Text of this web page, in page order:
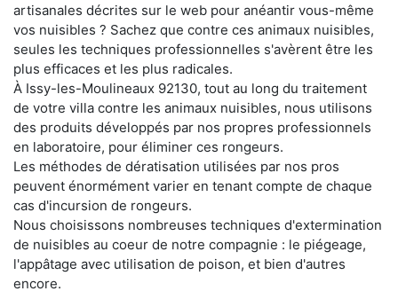
artisanales décrites sur le web pour anéantir vous-même
vos nuisibles ? Sachez que contre ces animaux nuisibles,
seules les techniques professionnelles s'avèrent être les
plus efficaces et les plus radicales.
À Issy-les-Moulineaux 92130, tout au long du traitement
de votre villa contre les animaux nuisibles, nous utilisons
des produits développés par nos propres professionnels
en laboratoire, pour éliminer ces rongeurs.
Les méthodes de dératisation utilisées par nos pros
peuvent énormément varier en tenant compte de chaque
cas d'incursion de rongeurs.
Nous choisissons nombreuses techniques d'extermination
de nuisibles au coeur de notre compagnie : le piégeage,
l'appâtage avec utilisation de poison, et bien d'autres
encore.